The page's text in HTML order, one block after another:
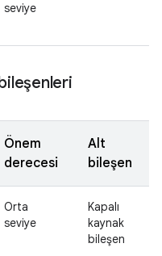
seviye
Önem
derecesi
Alt
bileşen
Orta
seviye
Kapalı
kaynak
bileşen